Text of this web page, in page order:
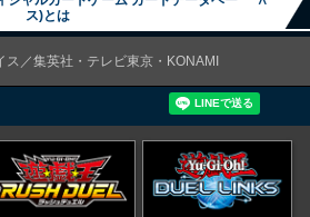
ス)とは
／集英社・テレビ東京・KONAMI